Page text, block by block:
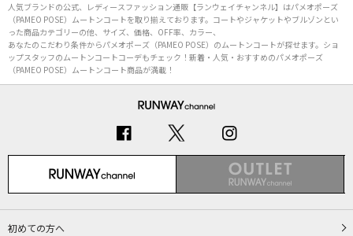
人気ブランドの公式、レディースファッション通販【ランウェイチャンネル】はパメオポーズ
（PAMEO POSE）ムートンコートを取り揃えております。コートやジャケットやブルゾンとい
った商品カテゴリーの他、サイズ、価格、OFF率、カラー、
あなたのこだわり条件からパメオポーズ（PAMEO POSE）のムートンコートが探せます。ショ
ップスタッフのムートンコートコーデもチェック！新着・人気・おすすめのパメオポーズ
（PAMEO POSE）ムートンコート商品が満載！
初めての方へ